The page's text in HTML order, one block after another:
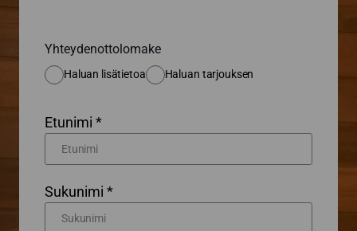
Yhteydenottolomake
Haluan lisätietoa Haluan tarjouksen
Etunimi *
Sukunimi *